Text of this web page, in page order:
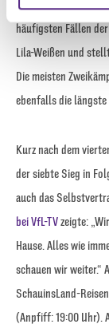
weiteren Daten
haben oder die
gesammelt
vorweisen. Auch am
häufigsten Fällen
Lila-Weißen und
Die meisten
ebenfalls die längste
Kurz nach dem
der siebte Sieg in
auch das
bei VfL-TVzeigte:
Hause. Alles wie
schauen wir weiter.“
SchauinsLand-
(Anpfiff: 19:00 Uhr).